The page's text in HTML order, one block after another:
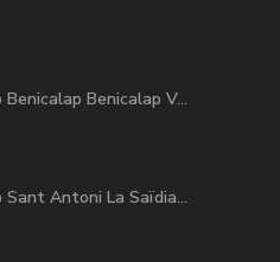
Benicalap V...
Sant Antoni La Saïdia...